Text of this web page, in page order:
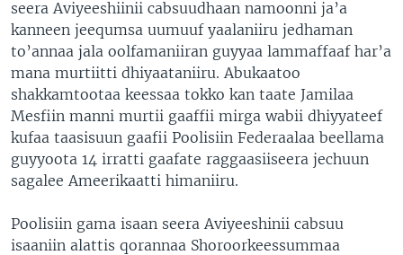
seera Aviyeeshiinii cabsuudhaan namoonni ja’a
kanneen jeequmsa uumuuf yaalaniiru jedhaman
to’annaa jala oolfamaniiran guyyaa lammaffaaf har’a
mana murtiitti dhiyaataniiru. Abukaatoo
shakkamtootaa keessaa tokko kan taate Jamilaa
Mesfiin manni murtii gaaffii mirga wabii dhiyyateef
kufaa taasisuun gaafii Poolisiin Federaalaa beellama
guyyoota 14 irratti gaafate raggaasiiseera jechuun
sagalee Ameerikaatti himaniiru.
Poolisiin gama isaan seera Aviyeeshinii cabsuu
isaaniin alattis qorannaa Shoroorkeessummaa